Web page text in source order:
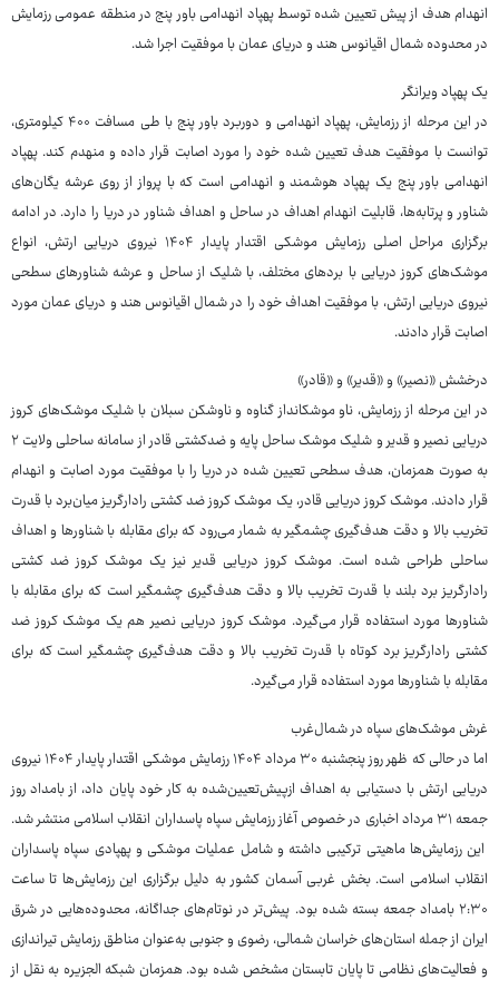
انهدام هدف از پیش تعیین شده توسط پهپاد انهدامی باور پنج در منطقه عمومی رزمایش
در محدوده شمال اقیانوس هند و دریای عمان با موفقیت اجرا شد.
یک پهپاد ویرانگر
در این مرحله از رزمایش، پهپاد انهدامی و دوربرد باور پنج با طی مسافت ۴۰۰ کیلومتری،
توانست با موفقیت هدف تعیین شده خود را مورد اصابت قرار داده و منهدم کند. پهپاد
انهدامی باور پنج یک پهپاد هوشمند و انهدامی است که با پرواز از روی عرشه یگان‌های
شناور و پرتابه‌ها، قابلیت انهدام اهداف در ساحل و اهداف شناور در دریا را دارد. در ادامه
برگزاری مراحل اصلی رزمایش موشکی اقتدار پایدار ۱۴۰۴ نیروی دریایی ارتش، انواع
موشک‌های کروز دریایی با بردهای مختلف، با شلیک از ساحل و عرشه شناورهای سطحی
نیروی دریایی ارتش، با موفقیت اهداف خود را در شمال اقیانوس هند و دریای عمان مورد
اصابت قرار دادند.
درخشش «نصیر» و «قدیر» و «قادر»
در این مرحله از رزمایش، ناو موشک‎انداز گناوه و ناوشکن سبلان با شلیک موشک‌های کروز
دریایی نصیر و قدیر و شلیک موشک ساحل پایه و ضدکشتی قادر از سامانه ساحلی ولایت ۲
به صورت همزمان، هدف سطحی تعیین شده در دریا را با موفقیت مورد اصابت و انهدام
قرار دادند. موشک کروز دریایی قادر، یک موشک کروز ضد کشتی رادارگریز میان‌برد با قدرت
تخریب بالا و دقت هدف‌گیری چشمگیر به شمار می‌رود که برای مقابله با شناورها و اهداف
ساحلی طراحی شده است. موشک کروز دریایی قدیر نیز یک موشک کروز ضد کشتی
رادارگریز برد بلند با قدرت تخریب بالا و دقت هدف‌گیری چشمگیر است که برای مقابله با
شناورها مورد استفاده قرار می‌گیرد. موشک کروز دریایی نصیر هم یک موشک کروز ضد
کشتی رادارگریز برد کوتاه با قدرت تخریب بالا و دقت هدف‌گیری چشمگیر است که برای
مقابله با شناورها مورد استفاده قرار می‌گیرد.
غرش موشک‌های سپاه در شمال‌غرب
اما در حالی که ظهر روز پنجشنبه ۳۰ مرداد ۱۴۰۴ رزمایش موشکی اقتدار پایدار ۱۴۰۴ نیروی
دریایی ارتش با دستیابی به اهداف ازپیش‌تعیین‌شده به کار خود پایان داد، از بامداد روز
جمعه ۳۱ مرداد اخباری در خصوص آغاز رزمایش سپاه پاسداران انقلاب اسلامی منتشر شد.
این رزمایش‌ها ماهیتی ترکیبی داشته و شامل عملیات موشکی و پهپادی سپاه پاسداران
انقلاب اسلامی است. بخش غربی آسمان کشور به دلیل برگزاری این رزمایش‌ها تا ساعت
۲:۳۰ بامداد جمعه بسته شده بود. پیش‌تر در نوتام‌های جداگانه، محدوده‌هایی در شرق
ایران از جمله استان‌های خراسان شمالی، رضوی و جنوبی به‌عنوان مناطق رزمایش تیراندازی
و فعالیت‌های نظامی تا پایان تابستان مشخص شده بود. همزمان شبکه الجزیره به نقل از